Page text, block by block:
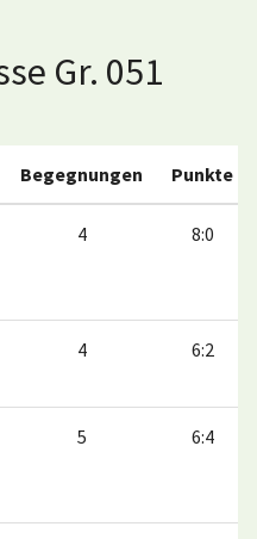
Gr. 051
Begegnungen Punkte
4 8:0
4 6:2
5 6:4